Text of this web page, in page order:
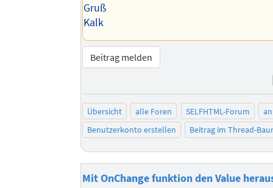
Gruß
Kalk
Beitrag melden
Übersicht alle Foren SELFHTML-Forum
Benutzerkonto erstellen
Beitrag im Thread-
Mit OnChange funktion den Value